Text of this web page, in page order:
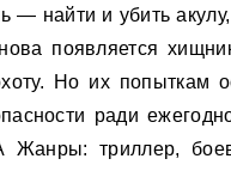
— найти и убить
появляется
Но их попыткам
ради
Жанры: триллер,